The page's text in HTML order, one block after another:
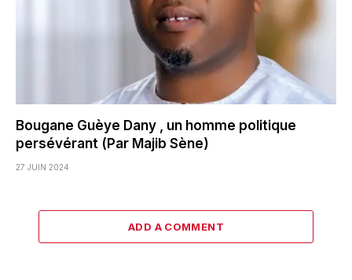
Bougane Guèye Dany , un homme politique
persévérant (Par Majib Sène)
27 JUIN 2024
ADD A COMMENT